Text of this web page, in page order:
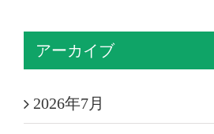
アーカイブ
2026年7月